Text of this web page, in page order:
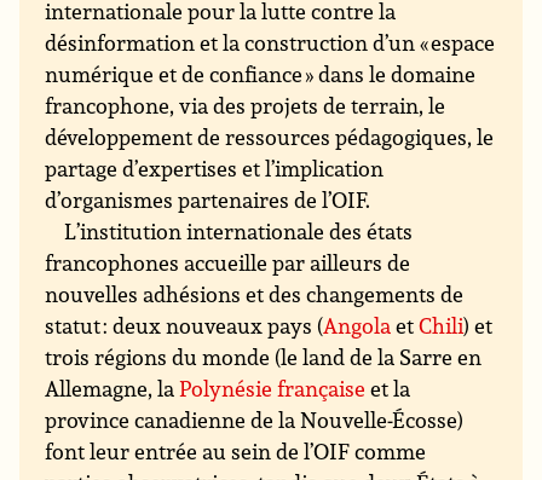
internationale pour la lutte contre la
désinformation et la construction d’un « espace
numérique et de confiance » dans le domaine
francophone, via des projets de terrain, le
développement de ressources pédagogiques, le
partage d’expertises et l’implication
d’organismes partenaires de l’OIF.
L’institution internationale des états
francophones accueille par ailleurs de
nouvelles adhésions et des changements de
statut : deux nouveaux pays (AngolaetChili) et
trois régions du monde (le land de la Sarre en
Allemagne, laPolynésie française et la
province canadienne de la Nouvelle-Écosse)
font leur entrée au sein de l’OIF comme